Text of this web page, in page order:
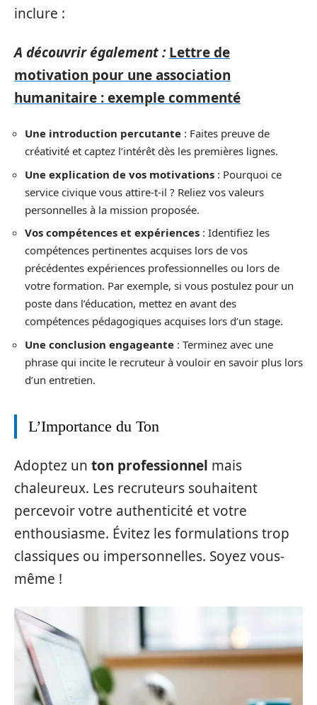
inclure :
A découvrir également : Lettre de
motivation pour une association
humanitaire : exemple commenté
Une introduction percutante : Faites preuve de
créativité et captez l’intérêt dès les premières lignes.
Une explication de vos motivations : Pourquoi ce
service civique vous attire-t-il ? Reliez vos valeurs
personnelles à la mission proposée.
Vos compétences et expériences : Identifiez les
compétences pertinentes acquises lors de vos
précédentes expériences professionnelles ou lors de
votre formation. Par exemple, si vous postulez pour un
poste dans l’éducation, mettez en avant des
compétences pédagogiques acquises lors d’un stage.
Une conclusion engageante : Terminez avec une
phrase qui incite le recruteur à vouloir en savoir plus lors
d’un entretien.
L’Importance du Ton
Adoptez un ton professionnel mais
chaleureux. Les recruteurs souhaitent
percevoir votre authenticité et votre
enthousiasme. Évitez les formulations trop
classiques ou impersonnelles. Soyez vous-
même !